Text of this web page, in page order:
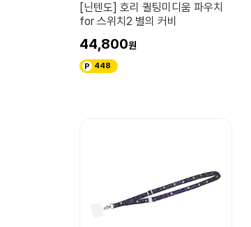
[닌텐도] 호리 퀼팅미디움 파우치
for 스위치2 별의 커비
44,800
448